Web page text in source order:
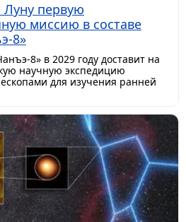
Луну первую
миссию в составе
8»
8» в 2029 году доставит на
научную экспедицию
для изучения ранней